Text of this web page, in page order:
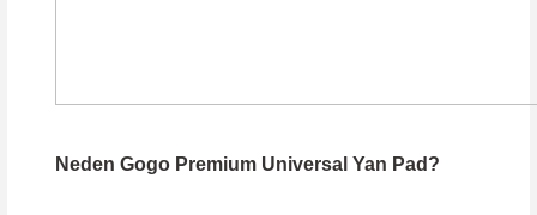
Neden Gogo Premium Universal Yan Pad?